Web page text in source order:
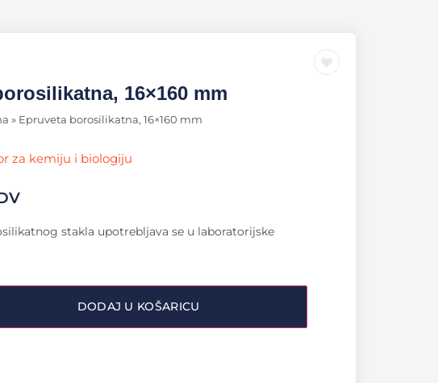
16×160 mm
» Epruveta borosilikatna, 16×160 mm
za kemiju i biologiju
stakla upotrebljava se u laboratorijske
DODAJ U KOŠARICU